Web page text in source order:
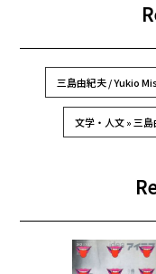
三島由紀夫 / Yukio
文学・人文 » 三